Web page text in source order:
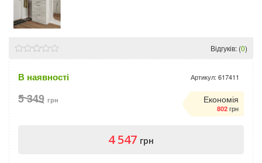
Відгуків: (0)
В наявності Артикул: 617411
5 349 грн Економія
802 грн
4 547 грн